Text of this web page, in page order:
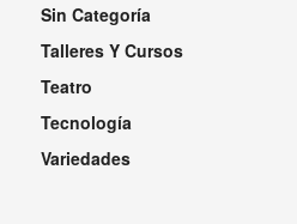
Sin Categoría
Talleres Y Cursos
Teatro
Tecnología
Variedades